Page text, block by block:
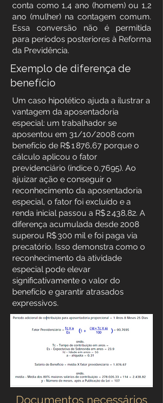
conta como 1,4 ano (homem) ou 1,2
ano (mulher) na contagem comum.
Essa conversão não é permitida
para períodos posteriores à Reforma
da Previdência.
Exemplo de diferença de
benefício
Um caso hipotético ajuda a ilustrar a
vantagem da aposentadoria
especial: um trabalhador se
aposentou em 31/10/2008 com
benefício de R$ 1 876,67 porque o
cálculo aplicou o fator
previdenciário (índice 0,7695). Ao
ajuizar ação e conseguir o
reconhecimento da aposentadoria
especial, o fator foi excluído e a
renda inicial passou a R$ 2 438,82. A
diferença acumulada desde 2008
superou R$ 300 mil e foi paga via
precatório. Isso demonstra como o
reconhecimento da atividade
especial pode elevar
significativamente o valor do
benefício e garantir atrasados
expressivos.
Documentos necessários